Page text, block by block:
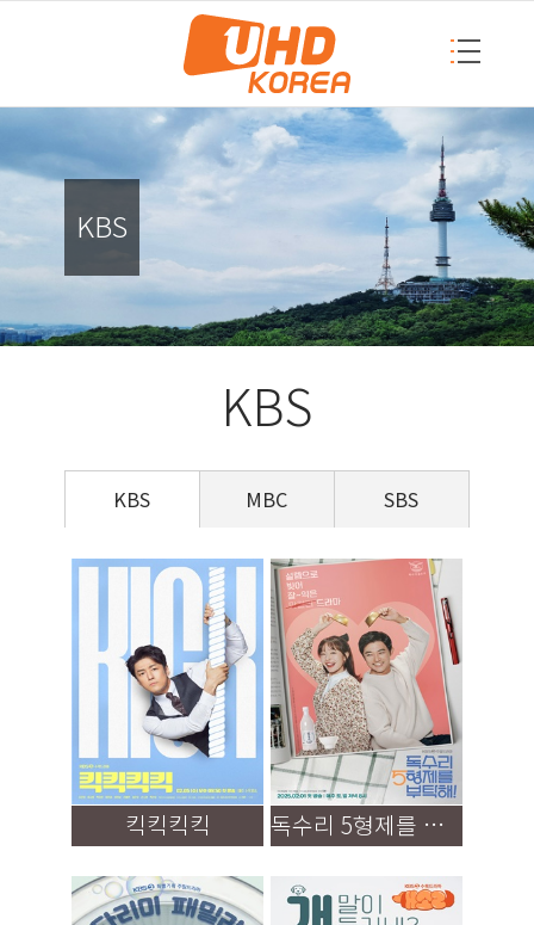
KBS
KBS
KBS MBC SBS
킥킥킥킥 독수리 5형제를 부탁해